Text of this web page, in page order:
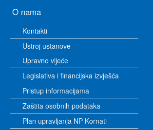
O nama
Kontakti
Ustroj ustanove
Upravno vijeće
Legislativa i financijska izvješća
Pristup informacijama
Zaštita osobnih podataka
Plan upravljanja NP Kornati